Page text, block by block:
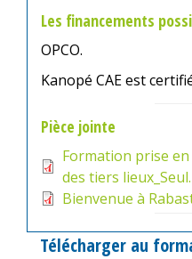
Les financements
OPCO.
Kanopé CAE est
Pièce jointe
Formation prise
des tiers
Bienvenue à
Télécharger au